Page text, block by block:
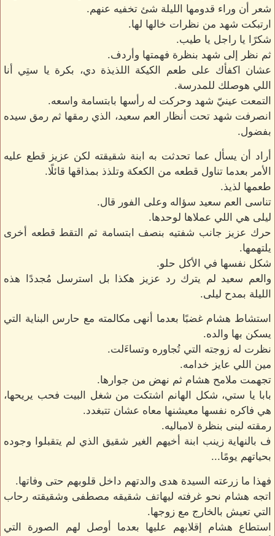
شعر أن وراء قدومها الليلة شئ تخفيه عنهم.
ارتبكت شهد من نظرات خالها لها.
شكرًا يا راجل يا طيب.
ثم نظر إلى شهد بنظرة فهمتها وأردف.
عشان اكفأك على طعم الكيكة اللذيذة دي، بكرة يا ستِي أنا
اللي هوصلك للمدرسة.
التمعت عينيّ شهد وحركت له رأسها بابتسامة واسعه.
انصرفت شهد تحت أنظار العم سعيد، الذي رمقها ثم رمق سيده
بفضول.
أراد أن يسأل عما تحدثت به ابنة شقيقته لكن عزيز قطع عليه
الأمر بعدما تناول قطعه من الكعكة وتلذذ بمذاقها قائلًا.
طعمها لذيذ.
تناسى العم سعيد سؤاله وعلى الفور قال.
ليلى هي اللي عملاها لوحدها.
حرك عزيز جانب شفتيه بنصف ابتسامة ثم التقط قطعه أخرى
يلتهمها.
شكل نفسها في الأكل حلو.
والعم سعيد لم يترك رد عزيز هكذا بل استرسل مُجددًا هذه
الليلة بمدح ليلى.
استشاط هشام غضبًا بعدما أنهى مكالمته مع حارس البناية التي
يسكن بها والده.
نظرت له زوجته التي تُجاوره وتساءَلت.
مين اللي عايز خدامه.
تجهمت ملامح هشام ثم نهض من جوارها.
بابا يا ستي، شكل الهانم اشتكت من شغل البيت فحب يريحها،
هي فاكره نفسها معيشنها معاه عشان تتبغدد.
رمقته لبنى بنظرة لامباليه.
ف بالنهاية زينب ابنة أخيهم الغير شقيق الذي لم يتقبلوا وجوده
بحياتهم يومًا...
فهذا ما زرعته السيدة هدى والدتهم داخل قلوبهم حتى وفاتها.
اتجه هشام نحو غرفته ليهاتف شقيقه مصطفى وشقيقته رحاب
التي تعيش بالخارج مع زوجها.
استطاع هشام إقلابهم عليها بعدما أوصل لهم الصورة التي